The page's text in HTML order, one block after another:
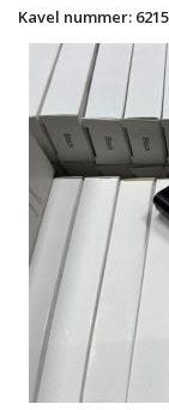
Kavel nummer: